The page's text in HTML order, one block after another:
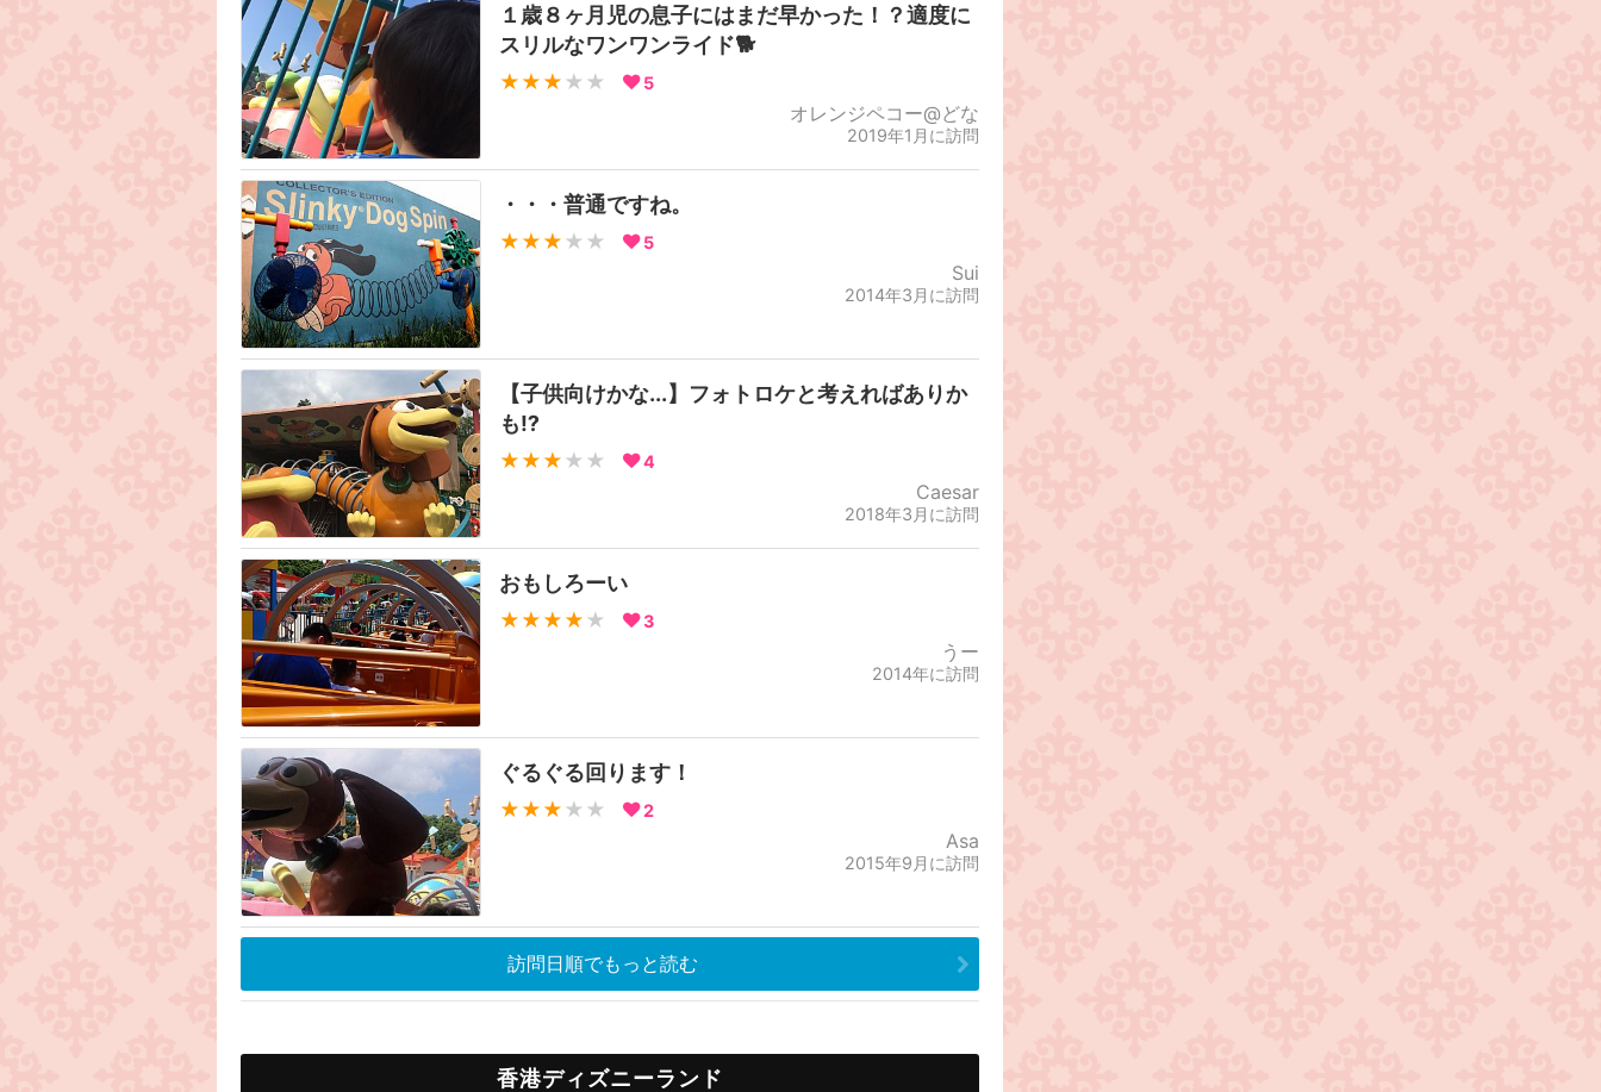
１歳８ヶ月児の息子にはまだ早かった！？適度に
スリルなワンワンライド🐕
★★★ ★★ 5
オレンジペコー@どな
2019年1月に訪問
・・・普通ですね。
★★★ ★★ 5
Sui
2014年3月に訪問
【子供向けかな...】フォトロケと考えればありか
も⁉️
★★★ ★★ 4
Caesar
2018年3月に訪問
おもしろーい
★★★★ ★ 3
うー
2014年に訪問
ぐるぐる回ります！
★★★ ★★ 2
Asa
2015年9月に訪問
訪問日順でもっと読む
香港ディズニーランド